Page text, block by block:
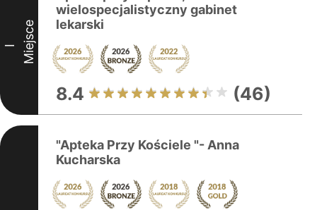
I Miejsce
wielospecjalistyczny gabinet
lekarski
8.4 (46)
"Apteka Przy Kościele "- Anna
Kucharska